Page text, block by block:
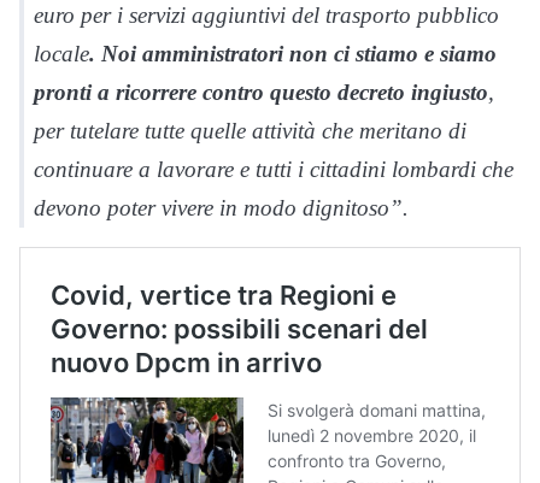
euro per i servizi aggiuntivi del trasporto pubblico
locale. Noi amministratori non ci stiamo e siamo
pronti a ricorrere contro questo decreto ingiusto,
per tutelare tutte quelle attività che meritano di
continuare a lavorare e tutti i cittadini lombardi che
devono poter vivere in modo dignitoso”.